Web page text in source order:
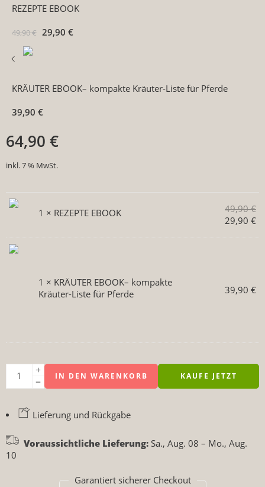
REZEPTE EBOOK
49,90€ 29,90 €
KRÄUTER EBOOK– kompakte Kräuter-Liste für Pferde
39,90 €
64,90 €
inkl. 7 % MwSt.
1 × REZEPTE EBOOK 49,90€
29,90 €
1 × KRÄUTER EBOOK– kompakte
Kräuter-Liste für Pferde
39,90 €
IN DEN WARENKORB KAUFE JETZT
Lieferung und Rückgabe
Voraussichtliche Lieferung: Sa., Aug. 08 – Mo., Aug.
10
Garantiert sicherer Checkout